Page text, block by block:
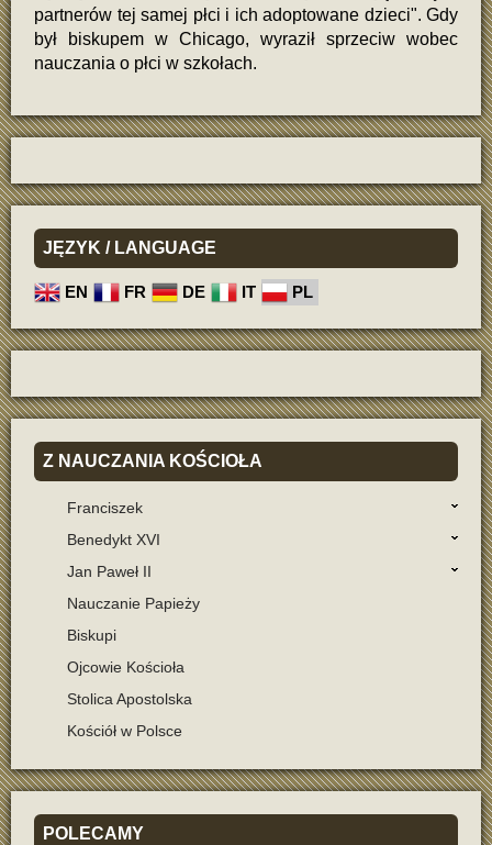
partnerów tej samej płci i ich adoptowane dzieci". Gdy
był biskupem w Chicago, wyraził sprzeciw wobec
nauczania o płci w szkołach.
JĘZYK / LANGUAGE
EN FR DE IT PL
Z NAUCZANIA KOŚCIOŁA
Franciszek
Benedykt XVI
Jan Paweł II
Nauczanie Papieży
Biskupi
Ojcowie Kościoła
Stolica Apostolska
Kościół w Polsce
POLECAMY